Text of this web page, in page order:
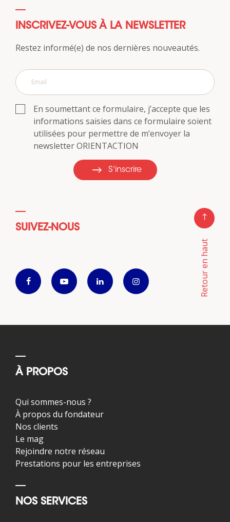
INSCRIVEZ-VOUS À LA NEWSLETTER
Restez informé(e) de nos dernières nouveautés.
En soumettant ce formulaire, j’accepte que les
informations saisies dans ce formulaire soient
utilisées pour permettre de m’envoyer la
newsletter ORIENTACTION
S'inscrire
SUIVEZ-NOUS
Retour en haut
À PROPOS
Qui sommes-nous ?
À propos du fondateur
Nos clients
Le mag
Rejoindre notre réseau
Prestations pour les entreprises
NOS SERVICES